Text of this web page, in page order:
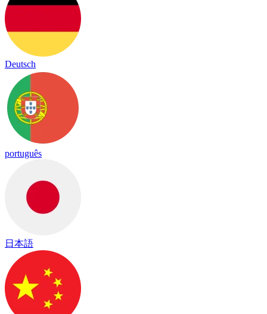
Deutsch
português
日本語